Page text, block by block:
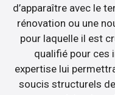
d’apparaître avec le
rénovation ou une
pour laquelle il est
qualifié pour ces
expertise lui
soucis structurels